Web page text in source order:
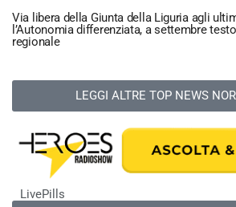
Via libera della Giunta della Liguria agli
l’Autonomia differenziata, a settembre
regionale
LEGGI ALTRE TOP NEWS
LivePills